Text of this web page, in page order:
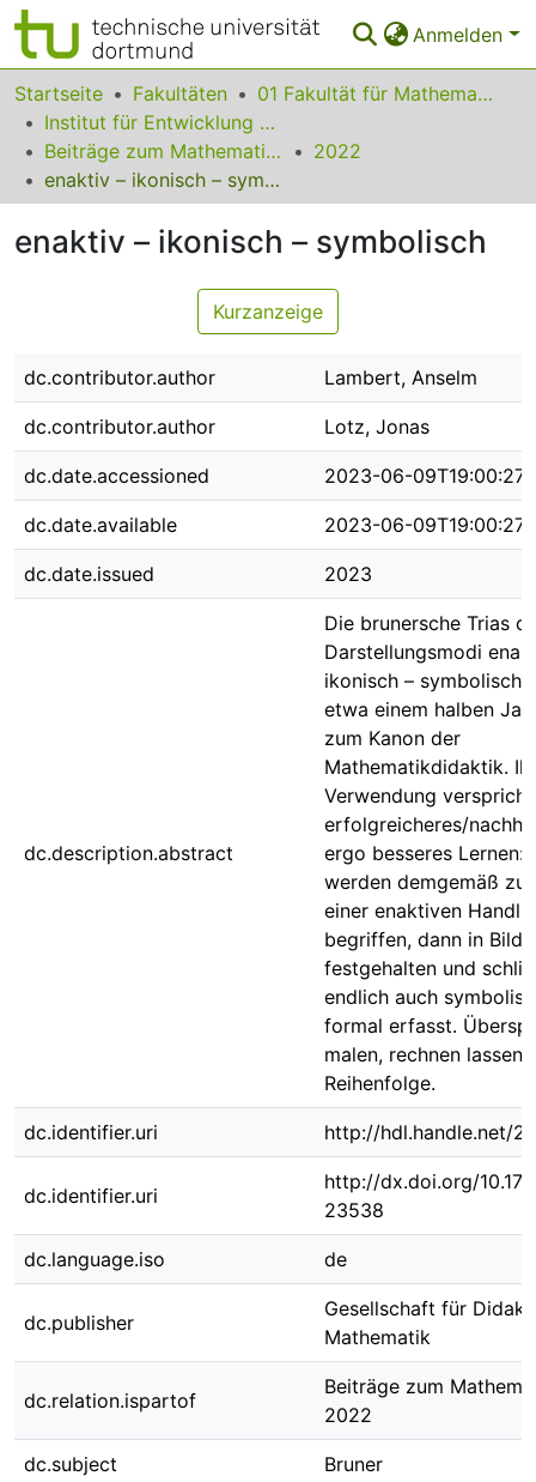
Anmelden
Bereiche & Sammlungen
Das gesamte Repositorium
Statistiken
FAQ
Zurück zur Startseite
Startseite Fakultäten
01 Fakultät für Mathematik
Institut für Entwicklung und Erforschung des Mathematikunterrichts
Beiträge zum Mathematikunterricht
2022
enaktiv – ikonisch – symbolisch
enaktiv – ikonisch – symbolisch
Kurzanzeige
dc.contributor.author Lambert, Anselm
dc.contributor.author Lotz, Jonas
dc.date.accessioned 2023-06-09T19:00:27Z
dc.date.available 2023-06-09T19:00:27Z
dc.date.issued 2023
dc.description.abstract
Die brunersche Trias
Darstellungsmodi
ikonisch – symbolisch
etwa einem halben
zum Kanon der
Mathematikdidaktik.
Verwendung verspricht
erfolgreicheres/
ergo besseres Lernen:
werden demgemäß
einer enaktiven
begriffen, dann in
festgehalten und
endlich auch
formal erfasst.
malen, rechnen lassen
Reihenfolge.
dc.identifier.uri http://hdl.handle.net/
dc.identifier.uri
http://dx.doi.org/
23538
dc.language.iso de
dc.publisher
Gesellschaft für
Mathematik
dc.relation.ispartof
Beiträge zum
2022
dc.subject Bruner